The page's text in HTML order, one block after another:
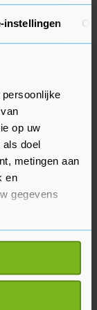
instellingen
op uw
als doel
metingen aan
en
gegevens
kan zijn
actief te
meer
die beter
daarnaast
van
en
huidige
door Joe
The
de
mikt